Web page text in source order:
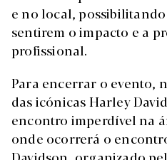
e no local,
sentirem o impacto e a
profissional.
Para encerrar o evento,
das icónicas Harley
encontro imperdível na
onde ocorrerá o